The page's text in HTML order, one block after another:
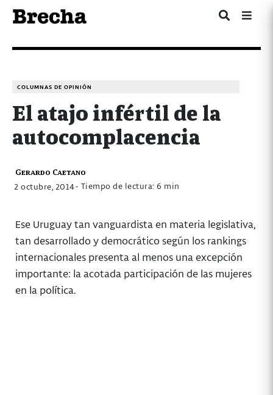
COLUMNAS DE OPINIÓN
El atajo infértil de la
autocomplacencia
Gerardo Caetano
2 octubre, 2014- Tiempo de lectura: 6 min
Ese Uruguay tan vanguardista en materia legislativa,
tan desarrollado y democrático según los rankings
internacionales presenta al menos una excepción
importante: la acotada participación de las mujeres
en la política.